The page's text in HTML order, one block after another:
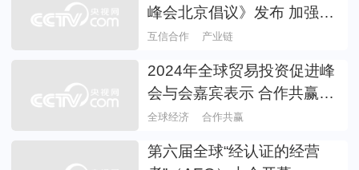
峰会北京倡议》发布 加强产
业分工协作 推动产业链优化
互信合作 产业链
2024年全球贸易投资促进峰
会与会嘉宾表示 合作共赢的
经济全球化趋势不可逆转
全球经济 合作共赢
第六届全球“经认证的经营